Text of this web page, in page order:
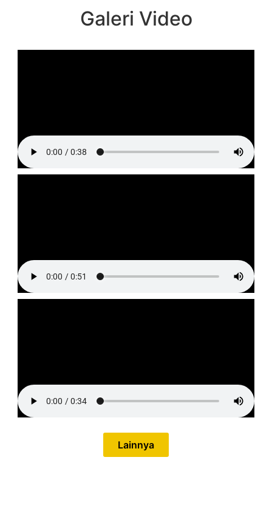
Galeri Video
Lainnya